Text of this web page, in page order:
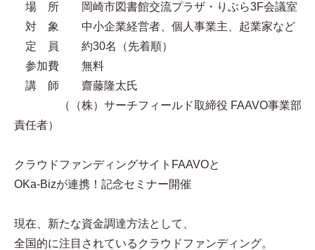
場 所 岡崎市図書館交流プラザ・りぶら3F会議室
対 象 中小企業経営者、個人事業主、起業家など
定 員 約30名（先着順）
参加費 無料
講 師 齋藤隆太氏
（（株）サーチフィールド取締役 FAAVO事業部
責任者）
クラウドファンディングサイトFAAVOと
OKa-Bizが連携！記念セミナー開催
現在、新たな資金調達方法として、
全国的に注目されているクラウドファンディング。